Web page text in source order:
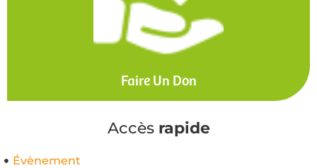
Faire Un Don
Accès rapide
Évènement